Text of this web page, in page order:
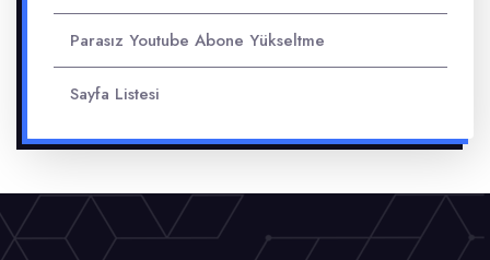
Parasız Youtube Abone Yükseltme
Sayfa Listesi